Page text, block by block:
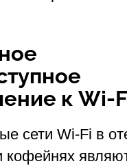
к Wi-
сети Wi-Fi в
кофейнях